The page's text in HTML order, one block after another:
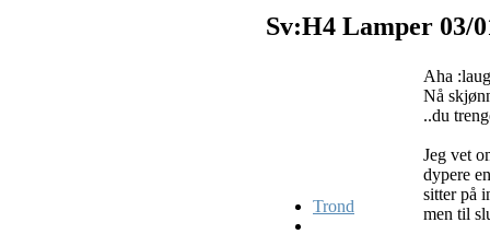
Sv:H4 Lamper 03/
Trond
Aha
Nå
..du
Jeg vet
dypere
sitter på
men til